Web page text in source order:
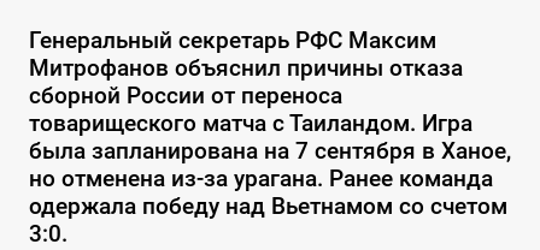
Генеральный секретарь РФС Максим
Митрофанов объяснил причины отказа
сборной России от переноса
товарищеского матча с Таиландом. Игра
была запланирована на 7 сентября в Ханое,
но отменена из-за урагана. Ранее команда
одержала победу над Вьетнамом со счетом
3:0.